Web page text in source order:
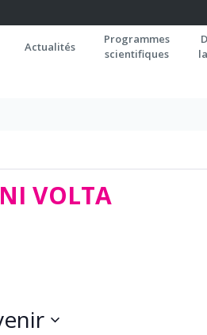
Actualités
Programmes
scientifiques
VOLTA